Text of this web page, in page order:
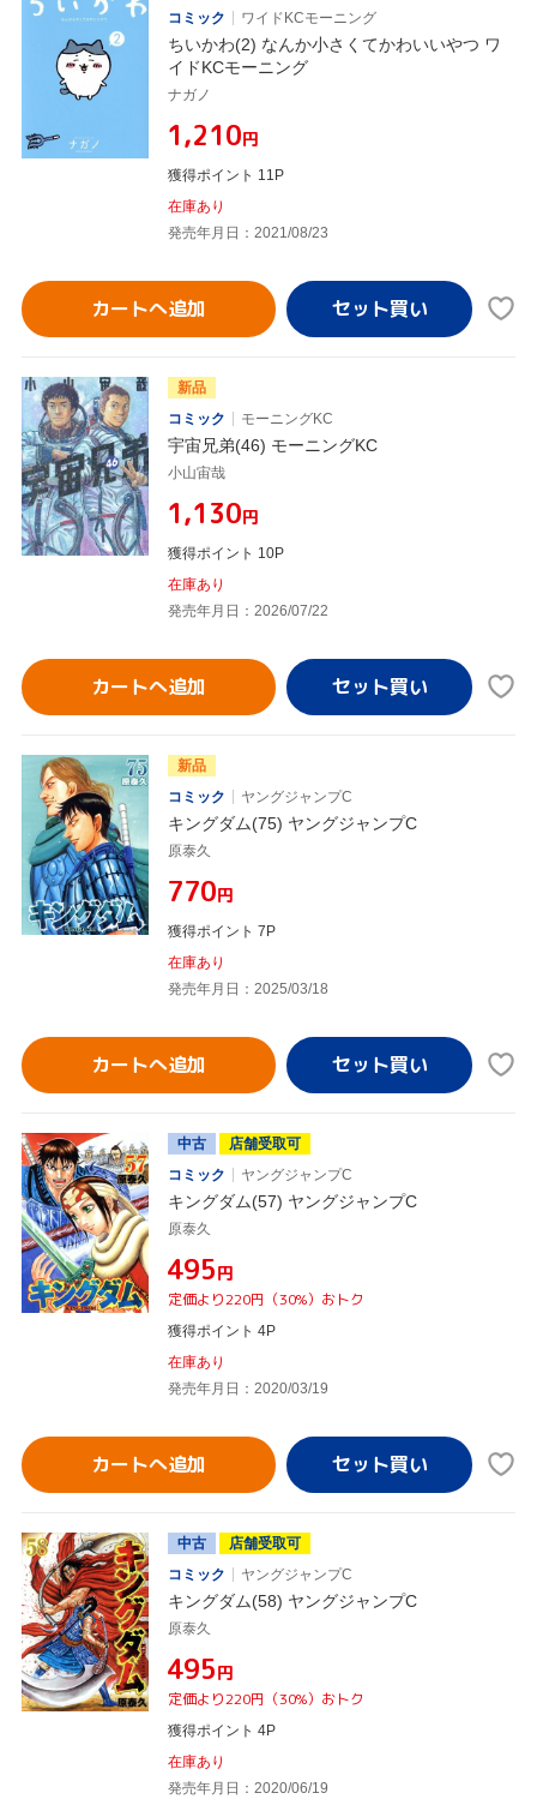
コミック ワイドKCモーニング
ちいかわ(2) なんか小さくてかわいいやつ ワ
イドKCモーニング
ナガノ
¥1,210円
獲得ポイント 11P
在庫あり
発売年月日：2021/08/23
カートへ追加
新品
コミック
モーニングKC
宇宙兄弟(46) モーニングKC
小山宙哉
¥1,130円
獲得ポイント 10P
在庫あり
発売年月日：2026/07/22
カートへ追加
新品
コミック
ヤングジャンプC
キングダム(75) ヤングジャンプC
原泰久
¥770円
獲得ポイント 7P
在庫あり
発売年月日：2025/03/18
カートへ追加
中古
店舗受取可
コミック
ヤングジャンプC
キングダム(57) ヤングジャンプC
原泰久
¥495円
定価より220円（30%）おトク
獲得ポイント 4P
在庫あり
発売年月日：2020/03/19
カートへ追加
中古
店舗受取可
コミック
ヤングジャンプC
キングダム(58) ヤングジャンプC
原泰久
¥495円
定価より220円（30%）おトク
獲得ポイント 4P
在庫あり
発売年月日：2020/06/19